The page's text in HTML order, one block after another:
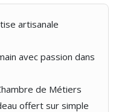
artisanale
avec passion dans
de Métiers
offert sur simple